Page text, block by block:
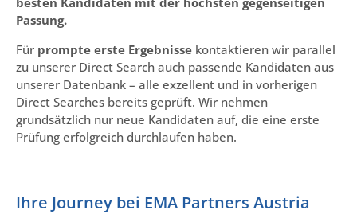
Passung.
Für prompte erste Ergebnisse kontaktieren wir parallel
zu unserer Direct Search auch passende Kandidaten aus
unserer Datenbank – alle exzellent und in vorherigen
Direct Searches bereits geprüft. Wir nehmen
grundsätzlich nur neue Kandidaten auf, die eine erste
Prüfung erfolgreich durchlaufen haben.
Ihre Journey bei EMA Partners Austria